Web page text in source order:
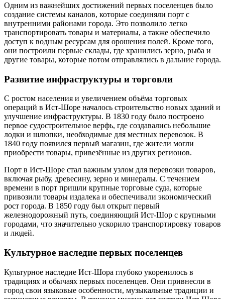
Одним из важнейших достижений первых поселенцев было
создание системы каналов, которые соединяли порт с
внутренними районами города. Это позволило легко
транспортировать товары и материалы, а также обеспечило
доступ к водным ресурсам для орошения полей. Кроме того,
они построили первые склады, где хранились зерно, рыба и
другие товары, которые потом отправлялись в дальние города.
Развитие инфраструктуры и торговли
С ростом населения и увеличением объёма торговых
операций в Ист-Шоре началось строительство новых зданий и
улучшение инфраструктуры. В 1830 году было построено
первое судостроительное верфь, где создавались небольшие
лодки и шлюпки, необходимые для местных перевозок. В
1840 году появился первый магазин, где жители могли
приобрести товары, привезённые из других регионов.
Порт в Ист-Шоре стал важным узлом для перевозки товаров,
включая рыбу, древесину, зерно и минералы. С течением
времени в порт пришли крупные торговые суда, которые
привозили товары издалека и обеспечивали экономический
рост города. В 1850 году был открыт первый
железнодорожный путь, соединяющий Ист-Шор с крупными
городами, что значительно ускорило транспортировку товаров
и людей.
Культурное наследие первых поселенцев
Культурное наследие Ист-Шора глубоко укоренилось в
традициях и обычаях первых поселенцев. Они привнесли в
город свои языковые особенности, музыкальные традиции и